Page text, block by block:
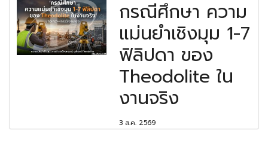
กรณีศึกษา ความ
แม่นยำเชิงมุม 1-7
ฟิลิปดา ของ
Theodolite ใน
งานจริง
3 ส.ค. 2569